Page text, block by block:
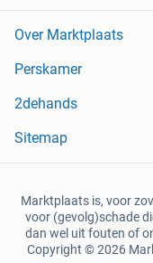
Over Marktplaats
Perskamer
2dehands
Sitemap
Marktplaats is, voor
voor (gevolg)schade
dan wel uit fouten of
Copyright © 2026